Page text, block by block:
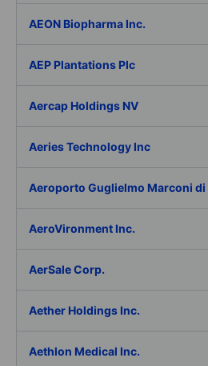
AEON Biopharma Inc.
AEP Plantations Plc
Aercap Holdings NV
Aeries Technology Inc
Aeroporto Guglielmo Marconi di
AeroVironment Inc.
AerSale Corp.
Aether Holdings Inc.
Aethlon Medical Inc.